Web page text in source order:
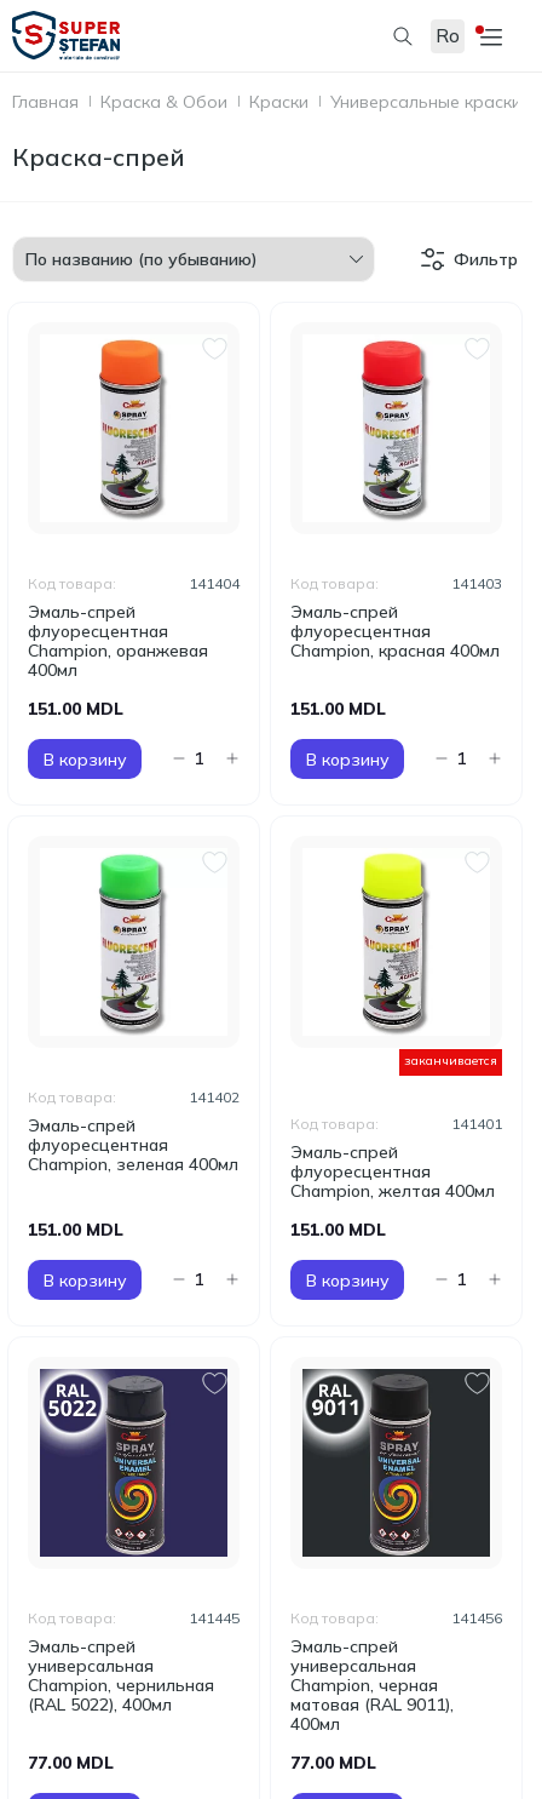
Ro
Главная Краска & Обои Краски Универсальные краски
Краска-спрей
Фильтр
Эмаль-спрей
флуоресцентная
Champion, оранжевая
400мл
Код товара: 141404
151.00 MDL
В корзину
Эмаль-спрей
флуоресцентная
Champion, красная 400мл
Код товара: 141403
151.00 MDL
В корзину
Эмаль-спрей
флуоресцентная
Champion, зеленая 400мл
Код товара: 141402
151.00 MDL
В корзину
заканчивается
Эмаль-спрей
флуоресцентная
Champion, желтая 400мл
Код товара: 141401
151.00 MDL
В корзину
Эмаль-спрей
универсальная
Champion, чернильная
(RAL 5022), 400мл
Код товара: 141445
77.00 MDL
Эмаль-спрей
универсальная
Champion, черная
матовая (RAL 9011),
400мл
Код товара: 141456
77.00 MDL